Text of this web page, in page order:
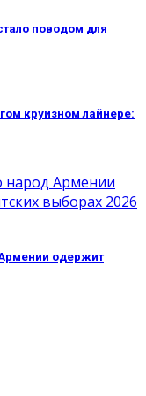
поводом для
круизном лайнере:
одержит